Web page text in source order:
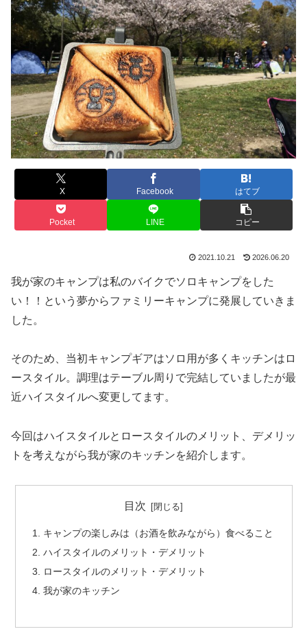
X Facebook はてブ
Pocket LINE コピー
2021.10.21 2026.06.20
我が家のキャンプは私のバイクでソロキャンプをした
い！！という夢からファミリーキャンプに発展していきま
した。
そのため、当初キャンプギアはソロ用が多くキッチンはロ
ースタイル。調理はテーブル周りで完結していましたが最
近ハイスタイルへ変更してます。
今回はハイスタイルとロースタイルのメリット、デメリッ
トを考えながら我が家のキッチンを紹介します。
目次
キャンプの楽しみは（お酒を飲みながら）食べること
ハイスタイルのメリット・デメリット
ロースタイルのメリット・デメリット
我が家のキッチン